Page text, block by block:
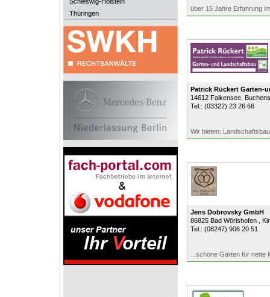
Thüringen
über 15 Jahre Erfahrung
Patrick Rückert Garten-
14612 Falkensee,
Tel.: (03322) 23 26 66
Wir bieten:
Jens Dobrovsky GmbH
86825 Bad Wörishofen
,
Tel.: (08247) 906 20 51
...schöne Gärten für nette